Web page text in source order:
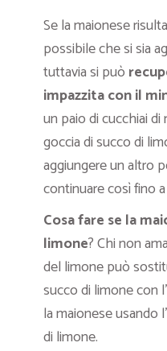
Se la maionese
possibile che si sia
tuttavia si può
impazzita con il
un paio di cucchiai
goccia di succo di
aggiungere un altro
continuare così fino
Cosa fare se la
limone? Chi non
del limone può
succo di limone con
la maionese usando
di limone.